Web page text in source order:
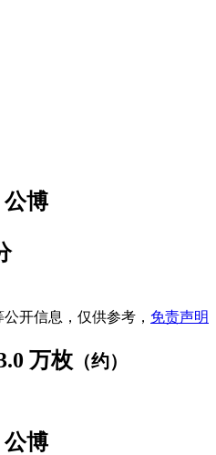
公博
开信息，仅供参考， 免责声明
万枚 （约）
公博